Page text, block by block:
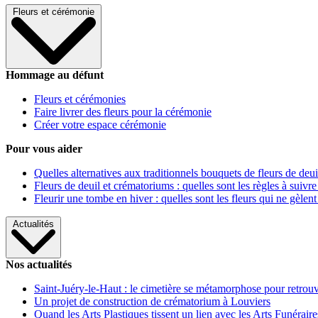
Fleurs et cérémonie
Hommage au défunt
Fleurs et cérémonies
Faire livrer des fleurs pour la cérémonie
Créer votre espace cérémonie
Pour vous aider
Quelles alternatives aux traditionnels bouquets de fleurs de
Fleurs de deuil et crématoriums : quelles sont les règles à
Fleurir une tombe en hiver : quelles sont les fleurs qui ne gèlent
Actualités
Nos actualités
Saint-Juéry-le-Haut : le cimetière se métamorphose pour
Un projet de construction de crématorium à Louviers
Quand les Arts Plastiques tissent un lien avec les Arts